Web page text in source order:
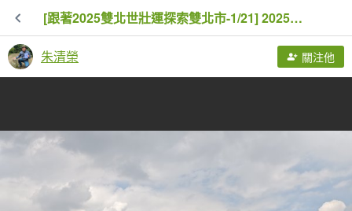
[跟著2025雙北世壯運探索雙北市-1/21] 2025_0607 飛盤競技道（華江雁鴨河濱步道）
朱清榮 關注他